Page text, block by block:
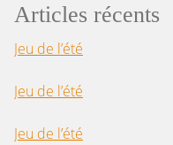
Articles récents
Jeu de l’été
Jeu de l’été
Jeu de l’été